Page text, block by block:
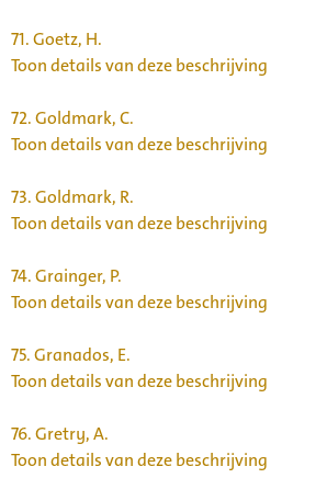
71.Goetz, H.
Toon details van deze beschrijving
72.Goldmark, C.
Toon details van deze beschrijving
73.Goldmark, R.
Toon details van deze beschrijving
74.Grainger, P.
Toon details van deze beschrijving
75.Granados, E.
Toon details van deze beschrijving
76.Gretry, A.
Toon details van deze beschrijving